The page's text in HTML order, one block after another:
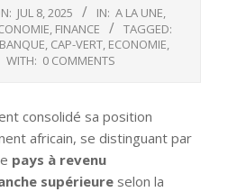
JUL 8, 2025 IN: A LA UNE,
, FINANCE
TAGGED:
BANQUE, CAP-VERT, ECONOMIE,
WITH: 0 COMMENTS
consolidé sa position
africain, se distinguant par
pays à revenu
supérieure selon la